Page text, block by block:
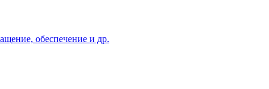
обеспечение и др.